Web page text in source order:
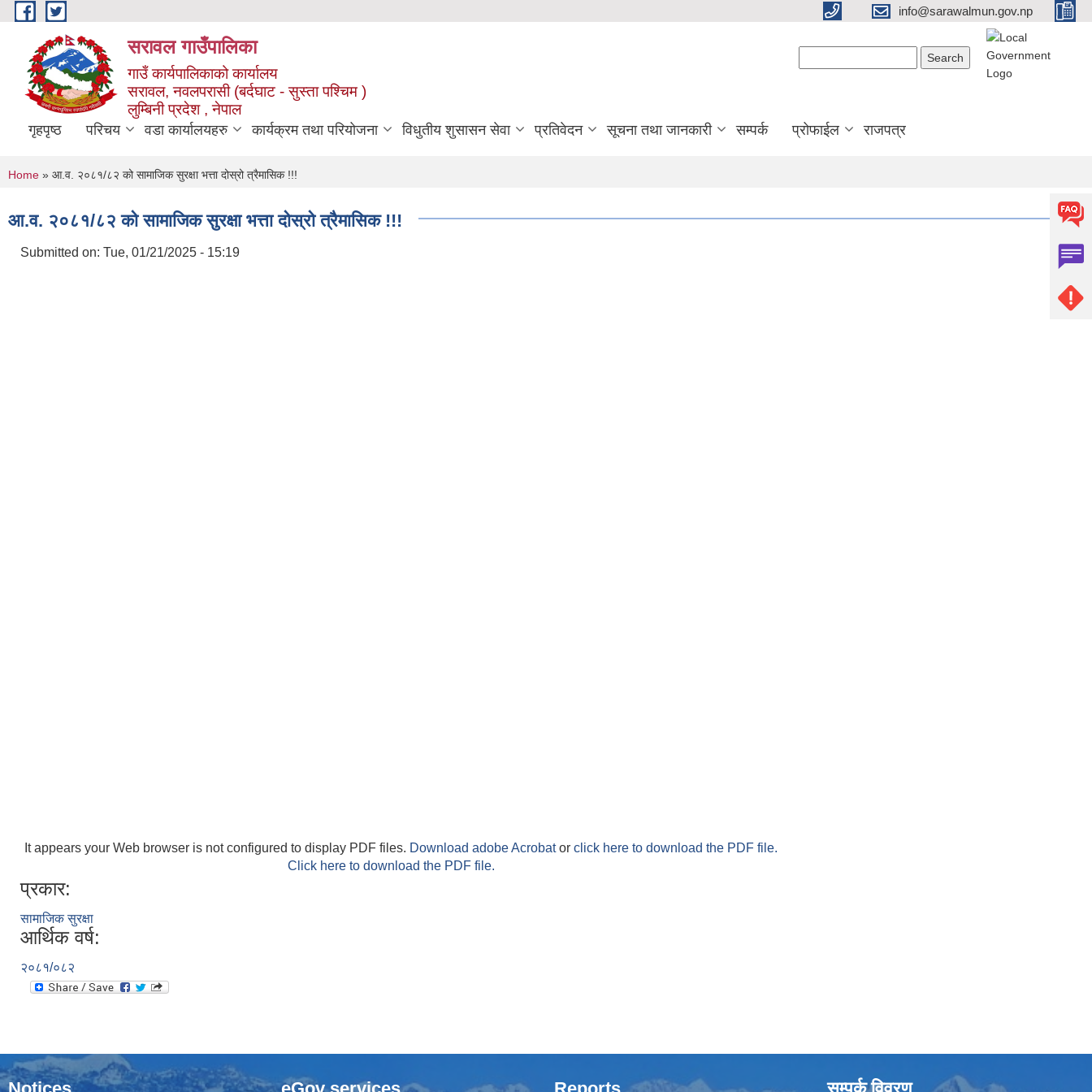
Skip to main content info@sarawalmun.gov.np
सरावल गाउँपालिका
गाउँ कार्यपालिकाको कार्यालय
सरावल, नवलपरासी (बर्दघाट - सुस्ता पश्चिम )
लुम्बिनी प्रदेश , नेपाल
गृहपृष्ठ परिचय वडा कार्यालयहरु कार्यक्रम तथा परियोजना विधुतीय शुसासन सेवा प्रतिवेदन सूचना तथा जानकारी सम्पर्क प्रोफाईल राजपत्र
You are here
Home » आ.व. २०८१/८२ को सामाजिक सुरक्षा भत्ता दोस्रो त्रैमासिक !!!
आ.व. २०८१/८२ को सामाजिक सुरक्षा भत्ता दोस्रो त्रैमासिक !!!
Submitted on: Tue, 01/21/2025 - 15:19
It appears your Web browser is not configured to display PDF files. Download adobe Acrobator click here to download the PDF file.
Click here to download the PDF file.
प्रकार:
सामाजिक सुरक्षा
आर्थिक वर्ष:
२०८१/०८२
Notices eGov services Reports सम्पर्क विवरण